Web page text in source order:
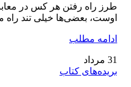
طرز راه رفتن هر کس در
اوست، بعضی‌ها خیلی تند راه
ادامه مطلب
31 مرداد
بریده‌های کتاب